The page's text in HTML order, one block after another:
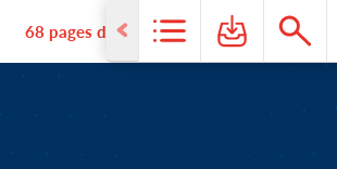
68 pages dédiées aux revêtements de sols,